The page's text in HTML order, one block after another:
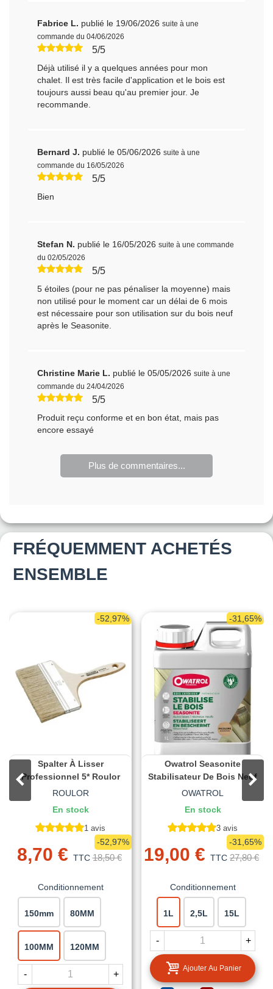
Fabrice L. publié le 19/06/2026 suite à une
commande du 04/06/2026
5/5
Déjà utilisé il y a quelques années pour mon
chalet. Il est très facile d'application et le bois est
toujours aussi beau qu'au premier jour. Je
recommande.
Bernard J. publié le 05/06/2026 suite à une
commande du 16/05/2026
5/5
Bien
Stefan N. publié le 16/05/2026 suite à une commande
du 02/05/2026
5/5
5 étoiles (pour ne pas pénaliser la moyenne) mais
non utilisé pour le moment car un délai de 6 mois
est nécessaire pour son utilisation sur du bois neuf
après le Seasonite.
Christine Marie L. publié le 05/05/2026 suite à une
commande du 24/04/2026
5/5
Produit reçu conforme et en bon état, mais pas
encore essayé
Plus de commentaires...
FRÉQUEMMENT ACHETÉS
ENSEMBLE
-52,97%
Spalter À Lisser
Professionnel 5* Roulor
ROULOR
En stock
1 avis
8,70 € TTC 18,50 €
-52,97%
Conditionnement
150mm 80MM
100MM 120MM
- +
-31,65%
Owatrol Seasonite
Stabilisateur De Bois Neuf
OWATROL
En stock
3 avis
19,00 € TTC 27,80 €
-31,65%
Conditionnement
1L 2,5L 15L
- +
Ajouter Au Panier